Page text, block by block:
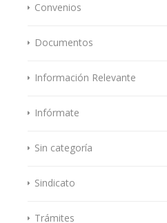
Convenios
Documentos
Información Relevante
Infórmate
Sin categoría
Sindicato
Trámites